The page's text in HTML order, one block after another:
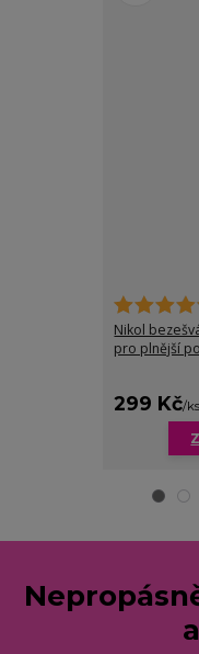
Nikol
pro plnější
299 Kč/ks